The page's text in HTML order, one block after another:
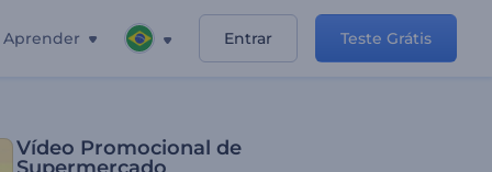
Aprender Entrar Teste Grátis
Vídeo Promocional de